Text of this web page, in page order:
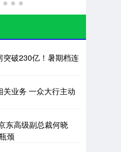
破230亿！暑期档连
业务 一众大行主动
东高级副总裁何晓
颈